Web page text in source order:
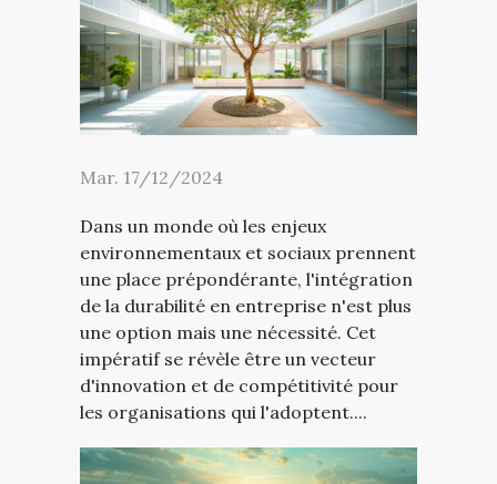
Mar. 17/12/2024
Dans un monde où les enjeux
environnementaux et sociaux prennent
une place prépondérante, l'intégration
de la durabilité en entreprise n'est plus
une option mais une nécessité. Cet
impératif se révèle être un vecteur
d'innovation et de compétitivité pour
les organisations qui l'adoptent....